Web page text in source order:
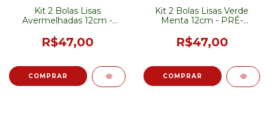
Kit 2 Bolas Lisas
Avermelhadas 12cm -
R$47,00
Kit 2 Bolas Lisas Verde
Menta 12cm - PRÉ-
R$47,00